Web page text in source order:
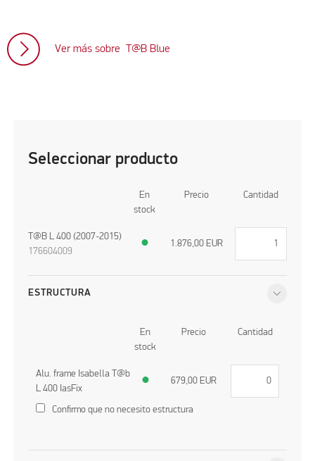
Ver más sobre T@B Blue
Seleccionar producto
En
stock
Precio Cantidad
T@B L 400 (2007-2015)
176604009
● 1.876,00 EUR
ESTRUCTURA
En
stock
Precio Cantidad
Alu. frame Isabella T@b
L 400 IasFix
● 679,00 EUR
Confirmo que no necesito estructura